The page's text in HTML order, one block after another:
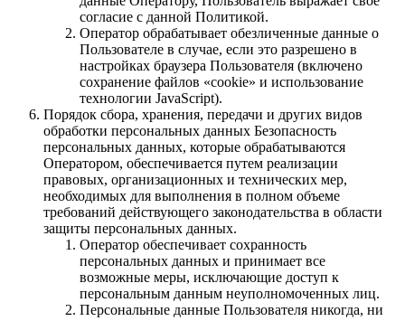
согласие с данной Политикой.
Оператор обрабатывает обезличенные данные о
Пользователе в случае, если это разрешено в
настройках браузера Пользователя (включено
сохранение файлов «cookie» и использование
технологии JavaScript).
Порядок сбора, хранения, передачи и других видов
обработки персональных данных Безопасность
персональных данных, которые обрабатываются
Оператором, обеспечивается путем реализации
правовых, организационных и технических мер,
необходимых для выполнения в полном объеме
требований действующего законодательства в области
защиты персональных данных.
Оператор обеспечивает сохранность
персональных данных и принимает все
возможные меры, исключающие доступ к
персональным данным неуполномоченных лиц.
Персональные данные Пользователя никогда, ни